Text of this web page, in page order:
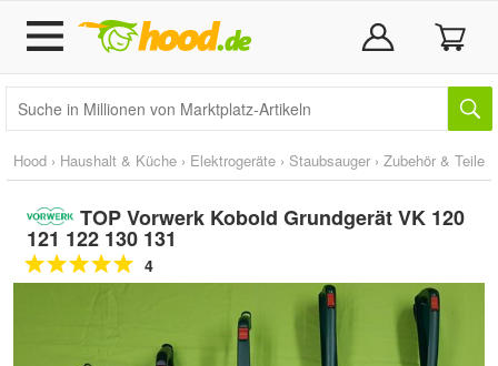
Hood › Haushalt & Küche › Elektrogeräte › Staubsauger › Zubehör & Teile
TOP Vorwerk Kobold Grundgerät VK 120
121 122 130 131
4